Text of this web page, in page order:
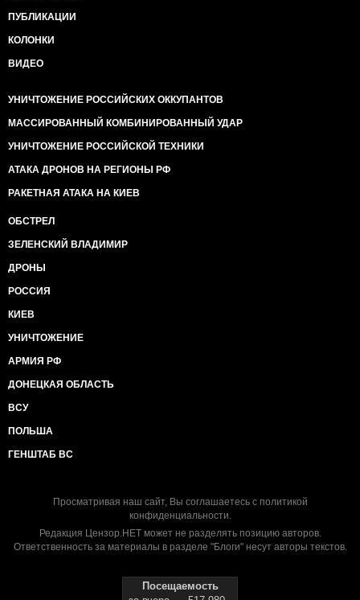
ПУБЛИКАЦИИ
КОЛОНКИ
ВИДЕО
УНИЧТОЖЕНИЕ РОССИЙСКИХ ОККУПАНТОВ
МАССИРОВАННЫЙ КОМБИНИРОВАННЫЙ УДАР
УНИЧТОЖЕНИЕ РОССИЙСКОЙ ТЕХНИКИ
АТАКА ДРОНОВ НА РЕГИОНЫ РФ
РАКЕТНАЯ АТАКА НА КИЕВ
ОБСТРЕЛ
ЗЕЛЕНСКИЙ ВЛАДИМИР
ДРОНЫ
РОССИЯ
КИЕВ
УНИЧТОЖЕНИЕ
АРМИЯ РФ
ДОНЕЦКАЯ ОБЛАСТЬ
ВСУ
ПОЛЬША
ГЕНШТАБ ВС
Просматривая наш сайт, Вы соглашаетесь с политикой
конфиденциальности.
Редакция Цензор.НЕТ может не разделять позицию авторов.
Ответственность за материалы в разделе "Блоги" несут авторы текстов.
Посещаемость